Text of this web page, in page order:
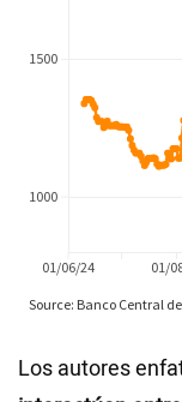
Los autores